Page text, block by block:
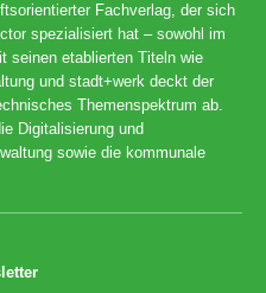
Fachverlag, der sich
spezialisiert hat – sowohl im
seinen etablierten Titeln wie
und stadt+werk deckt der
Themenspektrum ab.
Digitalisierung und
sowie die kommunale